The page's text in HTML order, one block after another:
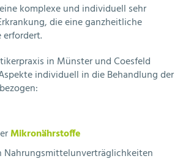
komplexe und individuell sehr
die eine ganzheitliche
in Münster und Coesfeld
individuell in die Behandlung der
Mikronährstoffe
Nahrungsmittelunverträglichkeiten